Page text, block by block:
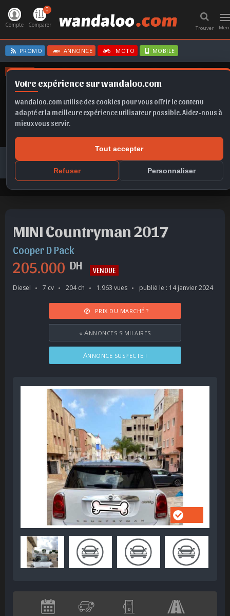
Votre expérience sur wandaloo.com
wandaloo.com utilise des cookies pour vous offrir le contenu
adapté et la meilleure expérience utilisateur possible. Aidez-nous à
mieux vous servir.
Tout accepter
Refuser Personnaliser
Trouver
Compte
0
Comparer
PROMO ANNONCE MOTO MOBILE
OFFRES
KAMIQ FRONTERA EV SPORTAGE
Toutes les annonces
Countryman
MINI Countryman 2017 Diesel Occasion Casablanca Maroc
MINI Countryman 2017
Cooper D Pack
205.000 DH
VENDUE
Diesel
7 cv 204 ch 1.963 vues publié le : 14 janvier 2024
PRIX DU MARCHÉ ?
« ANNONCES SIMILAIRES
ANNONCE SUSPECTE !